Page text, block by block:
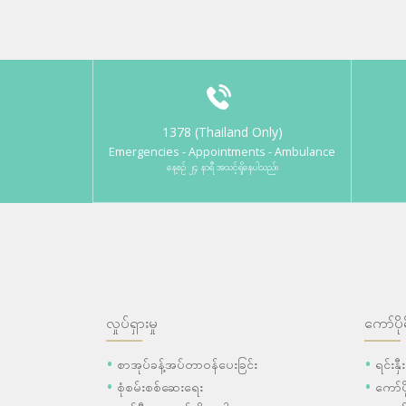
1378 (Thailand Only)
Emergencies - Appointments - Ambulance
နေ့စဉ် ၂၄ နာရီ အသင့်ရှိနေပါသည်။
လှုပ်ရှားမှု
စာအုပ်ခန့်အပ်တာဝန်ပေးခြင်း
စုံစမ်းစစ်ဆေးရေး
ကော်
ရင်း
ကေ